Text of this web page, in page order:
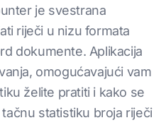
je svestrana
riječi u nizu formata
dokumente. Aplikacija
omogućavajući vam
želite pratiti i kako se
statistiku broja riječi